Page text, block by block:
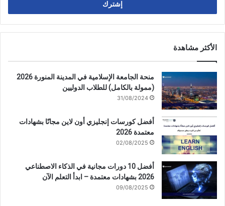
الأكثر مشاهدة
منحة الجامعة الإسلامية في المدينة المنورة 2026
(ممولة بالكامل) للطلاب الدوليين
31/08/2024
أفضل كورسات إنجليزي أون لاين مجانًا بشهادات
معتمدة 2026
02/08/2025
أفضل 10 دورات مجانية في الذكاء الاصطناعي
2026 بشهادات معتمدة – ابدأ التعلم الآن
09/08/2025